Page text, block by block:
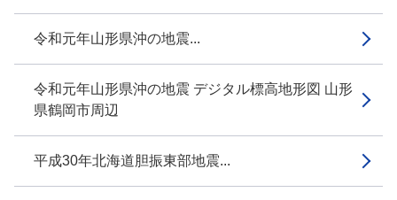
令和元年山形県沖の地震...
令和元年山形県沖の地震 デジタル標高地形図 山形
県鶴岡市周辺
平成30年北海道胆振東部地震...